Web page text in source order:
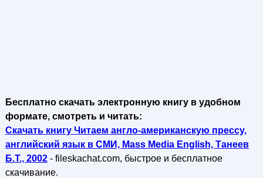
Бесплатно скачать электронную книгу в удобном
формате, смотреть и читать:
Скачать книгу Читаем англо-американскую прессу,
английский язык в СМИ, Mass Media English, Танеев
Б.Т., 2002- fileskachat.com, быстрое и бесплатное
скачивание.